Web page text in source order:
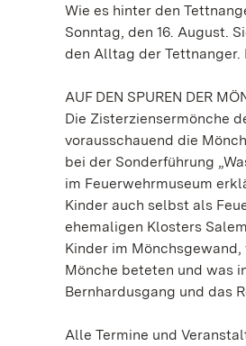
Wie es hinter den
Sonntag, den 16. August.
den Alltag der Tettnanger.
AUF DEN SPUREN DER
Die Zisterziensermönche
vorausschauend die
bei der Sonderführung
im Feuerwehrmuseum
Kinder auch selbst als
ehemaligen Klosters
Kinder im
Mönche beteten und was
Bernhardusgang und das
Alle Termine und